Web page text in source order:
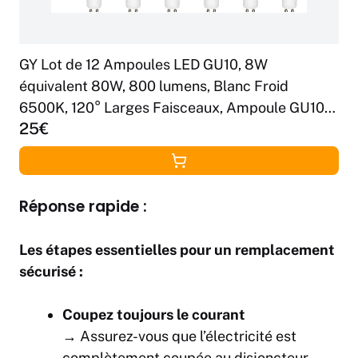
GY Lot de 12 Ampoules LED GU10, 8W
équivalent 80W, 800 lumens, Blanc Froid
6500K, 120° Larges Faisceaux, Ampoule GU10
Led Non-Dimmable
25€
Réponse rapide :
Les étapes essentielles pour un remplacement
sécurisé :
Coupez toujours le courant
→ Assurez-vous que l’électricité est